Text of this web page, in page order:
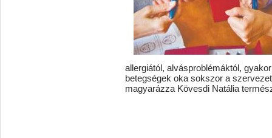
allergiától, alvásproblémáktól,
betegségek oka sokszor a
magyarázza Kövesdi Natália